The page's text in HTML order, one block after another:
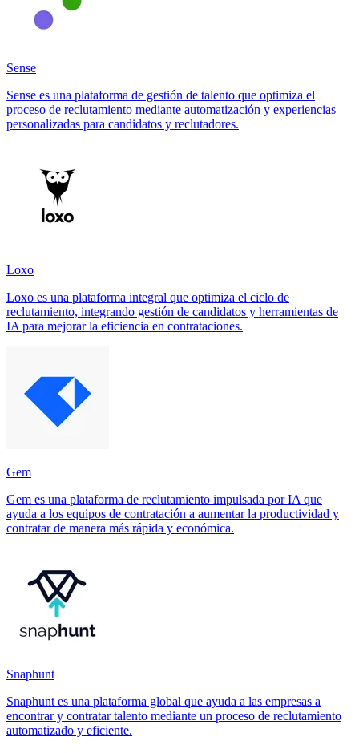
Sense
Sense es una plataforma de gestión de talento que optimiza el
proceso de reclutamiento mediante automatización y experiencias
personalizadas para candidatos y reclutadores.
Loxo
Loxo es una plataforma integral que optimiza el ciclo de
reclutamiento, integrando gestión de candidatos y herramientas de
IA para mejorar la eficiencia en contrataciones.
Gem
Gem es una plataforma de reclutamiento impulsada por IA que
ayuda a los equipos de contratación a aumentar la productividad y
contratar de manera más rápida y económica.
Snaphunt
Snaphunt es una plataforma global que ayuda a las empresas a
encontrar y contratar talento mediante un proceso de reclutamiento
automatizado y eficiente.